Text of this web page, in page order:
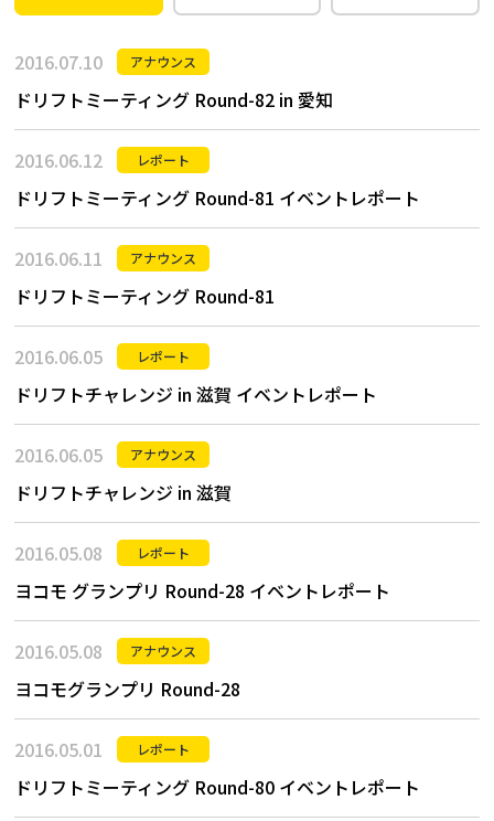
2016.07.10 アナウンス
ドリフトミーティング Round-82 in 愛知
2016.06.12 レポート
ドリフトミーティング Round-81 イベントレポート
2016.06.11 アナウンス
ドリフトミーティング Round-81
2016.06.05 レポート
ドリフトチャレンジ in 滋賀 イベントレポート
2016.06.05 アナウンス
ドリフトチャレンジ in 滋賀
2016.05.08 レポート
ヨコモ グランプリ Round-28 イベントレポート
2016.05.08 アナウンス
ヨコモグランプリ Round-28
2016.05.01 レポート
ドリフトミーティング Round-80 イベントレポート